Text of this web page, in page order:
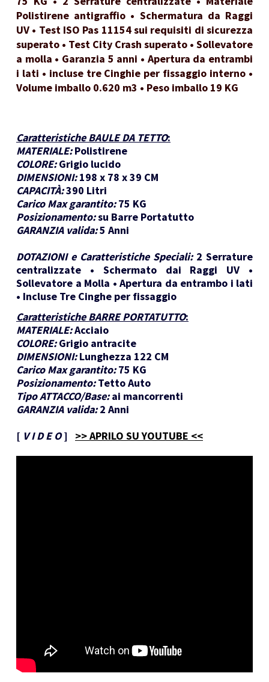
Polistirene antigraffio • Schermatura da Raggi
UV • Test ISO Pas 11154 sui requisiti di sicurezza
superato • Test City Crash superato • Sollevatore
a molla • Garanzia 5 anni • Apertura da entrambi
i lati • incluse tre Cinghie per fissaggio interno •
Volume imballo 0.620 m3 • Peso imballo 19 KG
Caratteristiche BAULE DA TETTO:
MATERIALE: Polistirene
COLORE: Grigio lucido
DIMENSIONI: 198 x 78 x 39 CM
CAPACITÀ:390 Litri
Carico Max garantito: 75 KG
Posizionamento:su Barre Portatutto
GARANZIA valida:5 Anni
DOTAZIONI e Caratteristiche Speciali: 2 Serrature
centralizzate • Schermato dai Raggi UV •
Sollevatore a Molla • Apertura da entrambo i lati
• Incluse Tre Cinghe per fissaggio
Caratteristiche BARRE PORTATUTTO:
MATERIALE:Acciaio
COLORE: Grigio antracite
DIMENSIONI: Lunghezza 122 CM
Carico Max garantito: 75 KG
Posizionamento: Tetto Auto
Tipo ATTACCO/Base: ai mancorrenti
GARANZIA valida: 2 Anni
[ V I D E O] >> APRILO SU YOUTUBE <<